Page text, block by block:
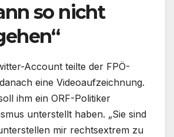
so nicht
Account teilte der FPÖ-
eine Videoaufzeichnung.
ihm ein ORF-Politiker
unterstellt haben. „Sie sind
mir rechtsextrem zu